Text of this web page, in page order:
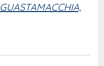
GUASTAMACCHIA,